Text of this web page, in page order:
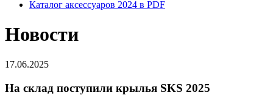
Каталог аксессуаров 2024 в PDF
Новости
17.06.2025
На склад поступили крылья SKS 2025